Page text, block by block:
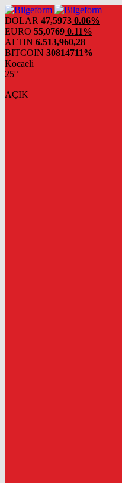
DOLAR 47,5973 0.06%
EURO 55,0769 0.11%
ALTIN 6.513,960,28
BITCOIN 30814711%
Kocaeli
25°
AÇIK